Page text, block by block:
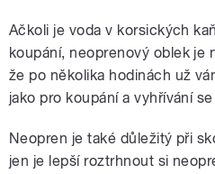
Ačkoli je voda v korsických
koupání, neoprenový oblek je
že po několika hodinách už
jako pro koupání a vyhřívání
Neopren je také důležitý při
jen je lepší roztrhnout si